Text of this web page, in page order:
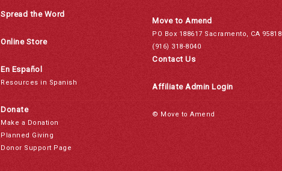
Spread the Word
Online Store
En Español
Resources in Spanish
Donate
Make a Donation
Planned Giving
Donor Support Page
Move to Amend
PO Box 188617 Sacramento, CA 95818
(916) 318-8040
Contact Us
Affiliate Admin Login
© Move to Amend